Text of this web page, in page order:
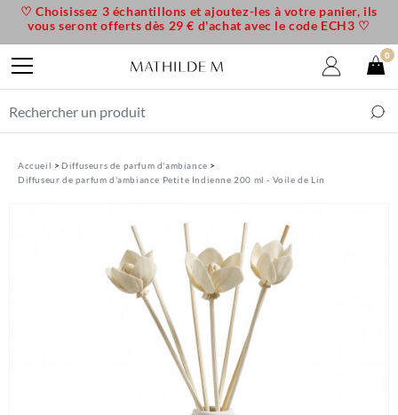
Accueil
Diffuseurs de parfum d'ambiance
Diffuseur de parfum d'ambiance Petite Indienne 200 ml - Voile de Lin
♡ Choisissez 3 échantillons et ajoutez-les à votre panier, ils
vous seront offerts dès 29 € d'achat avec le code ECH3 ♡
0